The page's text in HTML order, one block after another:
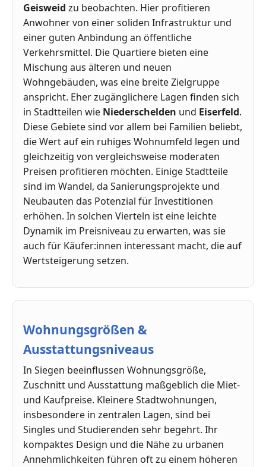
Geisweid zu beobachten. Hier profitieren
Anwohner von einer soliden Infrastruktur und
einer guten Anbindung an öffentliche
Verkehrsmittel. Die Quartiere bieten eine
Mischung aus älteren und neuen
Wohngebäuden, was eine breite Zielgruppe
anspricht. Eher zugänglichere Lagen finden sich
in Stadtteilen wie Niederschelden und Eiserfeld.
Diese Gebiete sind vor allem bei Familien beliebt,
die Wert auf ein ruhiges Wohnumfeld legen und
gleichzeitig von vergleichsweise moderaten
Preisen profitieren möchten. Einige Stadtteile
sind im Wandel, da Sanierungsprojekte und
Neubauten das Potenzial für Investitionen
erhöhen. In solchen Vierteln ist eine leichte
Dynamik im Preisniveau zu erwarten, was sie
auch für Käufer:innen interessant macht, die auf
Wertsteigerung setzen.
Wohnungsgrößen &
Ausstattungsniveaus
In Siegen beeinflussen Wohnungsgröße,
Zuschnitt und Ausstattung maßgeblich die Miet-
und Kaufpreise. Kleinere Stadtwohnungen,
insbesondere in zentralen Lagen, sind bei
Singles und Studierenden sehr begehrt. Ihr
kompaktes Design und die Nähe zu urbanen
Annehmlichkeiten führen oft zu einem höheren